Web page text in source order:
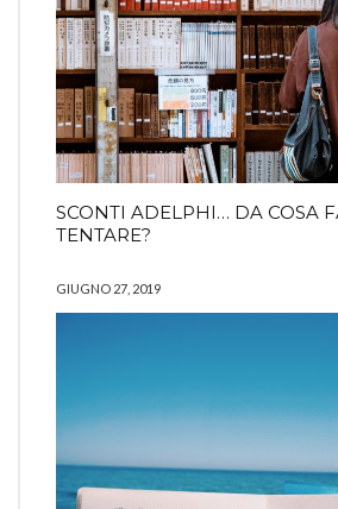
SCONTI ADELPHI… DA COSA
TENTARE?
GIUGNO 27, 2019